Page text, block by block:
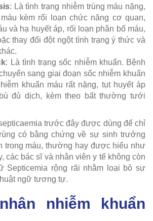
: Là tình trạng nhiễm trùng máu nặng,
kèm rối loạn chức năng cơ quan,
và hạ huyết áp, rối loạn phân bổ máu,
thay đổi đột ngột tình trạng ý thức và
: Là tình trạng sốc nhiễm khuẩn. Bệnh
sang giai đoạn sốc nhiễm khuẩn
khuẩn máu rất nặng, tụt huyết áp
đủ dịch, kèm theo bất thường tưới
trước đây được dùng để chỉ
có bằng chứng về sự sinh trưởng
trong máu, thường hay được hiểu như
các bác sĩ và nhân viên y tế không còn
Septicemia rộng rãi nhằm loại bỏ sự
ngữ tương tự.
nhiễm khuẩn